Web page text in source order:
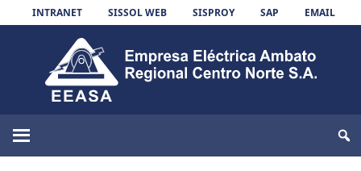
Skip to content
INTRANET SISSOL WEB SISPROY SAP EMAIL
EEASA